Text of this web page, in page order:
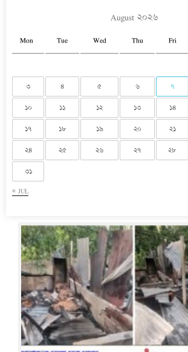
August ২০২৬
Mon Tue Wed Thu Fri
« JUL
৩ ৪ ৫ ৬ ৭
১০ ১১ ১২ ১৩ ১৪
১৭ ১৮ ১৯ ২০ ২১
২৪ ২৫ ২৬ ২৭ ২৮
৩১